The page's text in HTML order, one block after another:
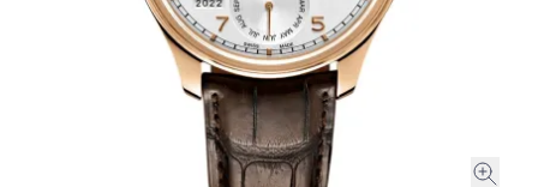
ROLEX CERTIFIED PRE-OWNED